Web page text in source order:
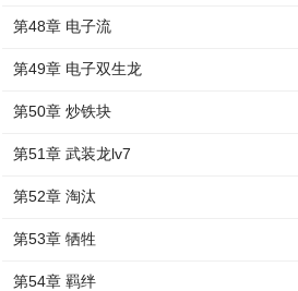
第48章 电子流
第49章 电子双生龙
第50章 炒铁块
第51章 武装龙lv7
第52章 淘汰
第53章 牺牲
第54章 羁绊